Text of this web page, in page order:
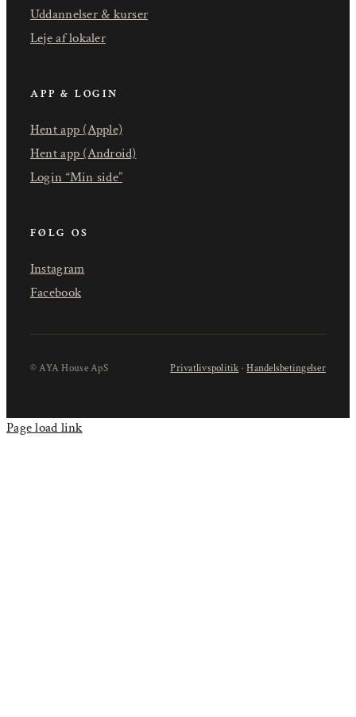
Uddannelser & kurser
Leje af lokaler
APP & LOGIN
Hent app (Apple)
Hent app (Android)
Login “Min side”
FØLG OS
Instagram
Facebook
© AYA House ApS Privatlivspolitik ·Handelsbetingelser
Page load link